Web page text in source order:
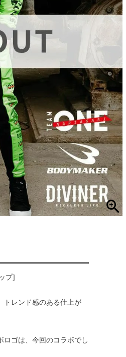
プ]
トレンド感のある仕上が
ロゴは、今回のコラボでし